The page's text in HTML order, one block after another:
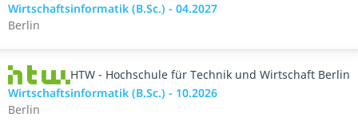
Wirtschaftsinformatik (B.Sc.) - 04.2027
Berlin
HTW - Hochschule für Technik und Wirtschaft Berlin
Wirtschaftsinformatik (B.Sc.) - 10.2026
Berlin